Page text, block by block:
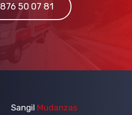
876 50 07 81
Sangil Mudanzas